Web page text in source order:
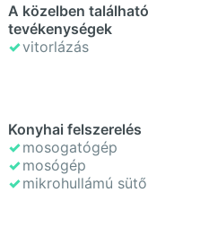
A közelben található
tevékenységek
vitorlázás
Konyhai felszerelés
mosogatógép
mosógép
mikrohullámú sütő